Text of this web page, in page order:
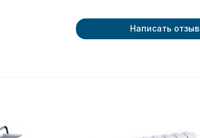
Написать отзыв